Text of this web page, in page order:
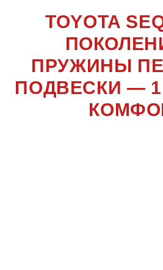
TOYOTA
ПРУЖИНЫ
ПОДВЕСКИ —